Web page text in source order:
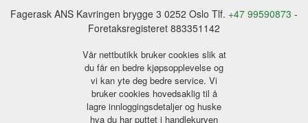
Fagerask ANS Kavringen brygge 3 0252 Oslo Tlf. +47 99590873 -
Foretaksregisteret 883351142
Vår nettbutikk bruker cookies slik at
du får en bedre kjøpsopplevelse og
vi kan yte deg bedre service. Vi
bruker cookies hovedsaklig til å
lagre innloggingsdetaljer og huske
hva du har puttet i handlekurven